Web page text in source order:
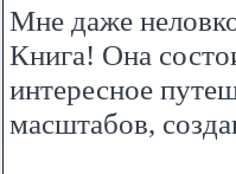
Мне даже
Книга! Она
интересное
масштабов,